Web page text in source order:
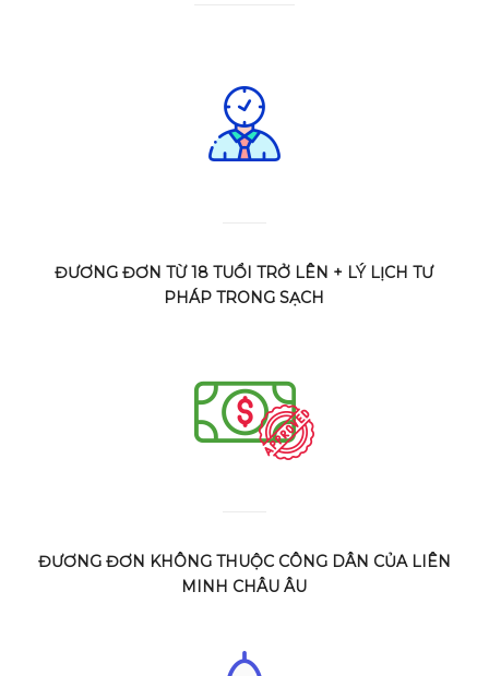
ĐƯƠNG ĐƠN TỪ 18 TUỔI TRỞ LÊN + LÝ LỊCH TƯ
PHÁP TRONG SẠCH
ĐƯƠNG ĐƠN KHÔNG THUỘC CÔNG DÂN CỦA LIÊN
MINH CHÂU ÂU